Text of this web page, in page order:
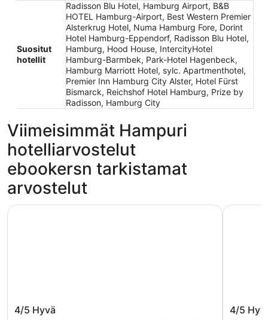
Suositut
hotellit
Radisson Blu Hotel, Hamburg Airport, B&B
HOTEL Hamburg-Airport, Best Western Premier
Alsterkrug Hotel, Numa Hamburg Fore, Dorint
Hotel Hamburg-Eppendorf, Radisson Blu Hotel,
Hamburg, Hood House, IntercityHotel
Hamburg-Barmbek, Park-Hotel Hagenbeck,
Hamburg Marriott Hotel, sylc. Apartmenthotel,
Premier Inn Hamburg City Alster, Hotel Fürst
Bismarck, Reichshof Hotel Hamburg, Prize by
Radisson, Hamburg City
Viimeisimmät Hampuri
hotelliarvostelut
ebookersn tarkistamat
arvostelut
Radisson Blu Hotel, Hamburg
4/5 Hyvä
Radisson Blu Hotel, Hamburg
B&B
4/5
B&B